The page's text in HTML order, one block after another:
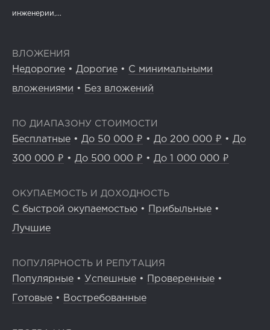
инженерии,...
ВЛОЖЕНИЯ
Недорогие • Дорогие • С минимальными
вложениями • Без вложений
ПО ДИАПАЗОНУ СТОИМОСТИ
Бесплатные • До 50 000 ₽ • До 200 000 ₽ • До
300 000 ₽ • До 500 000 ₽ • До 1 000 000 ₽
ОКУПАЕМОСТЬ И ДОХОДНОСТЬ
С быстрой окупаемостью • Прибыльные •
Лучшие
ПОПУЛЯРНОСТЬ И РЕПУТАЦИЯ
Популярные • Успешные • Проверенные •
Готовые • Востребованные